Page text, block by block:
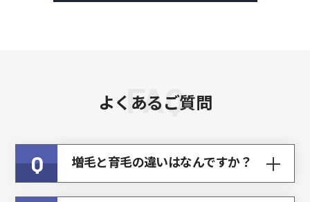
FAQ
よくあるご質問
Q 増毛と育毛の違いはなんですか？